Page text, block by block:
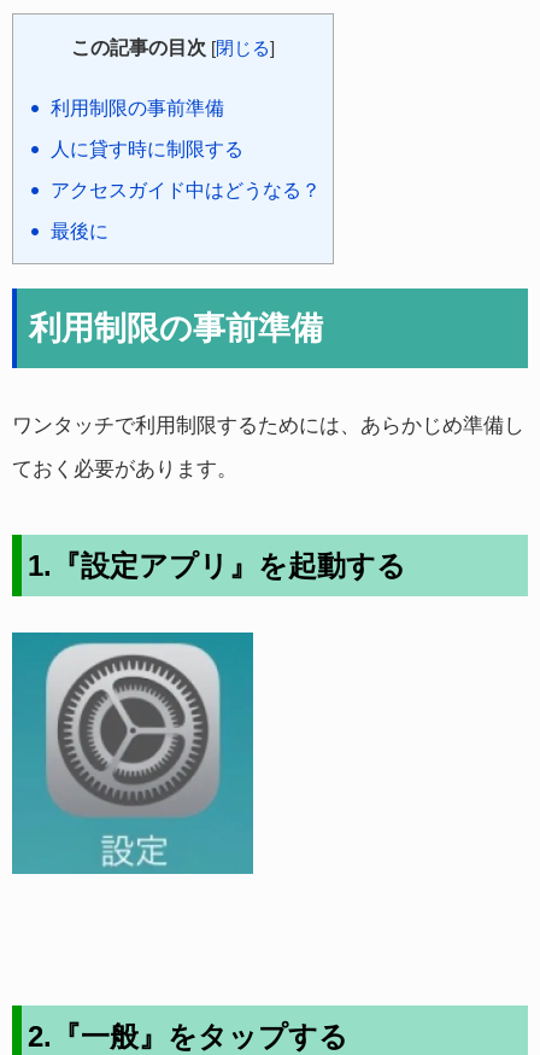
この記事の目次 [閉じる]
利用制限の事前準備
人に貸す時に制限する
アクセスガイド中はどうなる？
最後に
利用制限の事前準備
ワンタッチで利用制限するためには、あらかじめ準備し
ておく必要があります。
1.『設定アプリ』を起動する
2.『一般』をタップする